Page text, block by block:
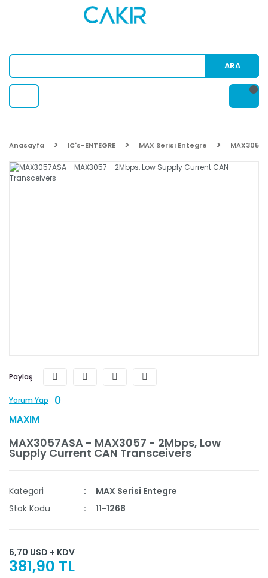
ARA
Anasayfa IC's-ENTEGRE MAX Serisi Entegre
Paylaş
Yorum Yap 0
MAXIM
MAX3057ASA - MAX3057 - 2Mbps, Low
Supply Current CAN Transceivers
Kategori
MAX Serisi Entegre
Stok Kodu
11-1268
6,70 USD + KDV
381,90 TL